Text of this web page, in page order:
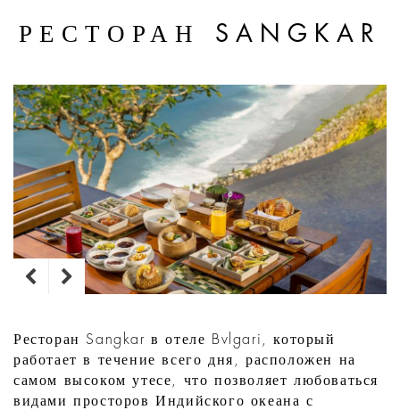
РЕСТОРАН SANGKAR
Ресторан Sangkar в отеле Bvlgari, который
работает в течение всего дня, расположен на
самом высоком утесе, что позволяет любоваться
видами просторов Индийского океана с